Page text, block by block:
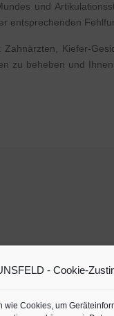
- Cookie-
Cookies, um
und
entsprechenden
Kiefer-
zu beheben und